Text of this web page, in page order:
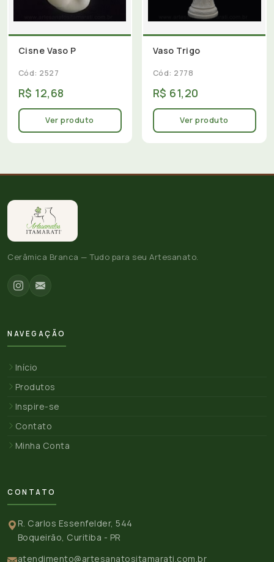
Cisne Vaso P
Cód: 2527
R$ 12,68
Ver produto
Vaso Trigo
Cód: 2778
R$ 61,20
Ver produto
Cerâmica Branca — Tudo para seu Artesanato.
NAVEGAÇÃO
Início
Produtos
Inspire-se
Contato
Minha Conta
CONTATO
R. Carlos Essenfelder, 544
Boqueirão, Curitiba - PR
atendimento@artesanatositamarati.com.br